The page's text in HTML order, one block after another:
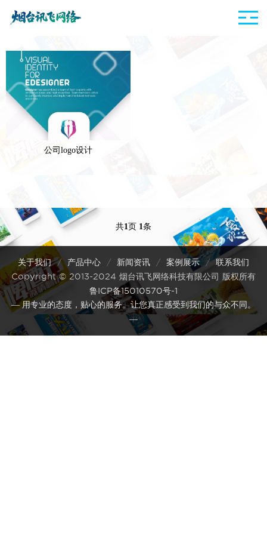
公司logo设计
共1页 1条
关于我们 产品中心 新闻资讯 案例展示
联系我们
Copyright © 2013-2024 烟台讯飞网络科技有限公司 版权所有
鲁ICP备15010570号-1
— 用专业的态度，贴心的服务。让您真正感受到我们的与众不同。
—